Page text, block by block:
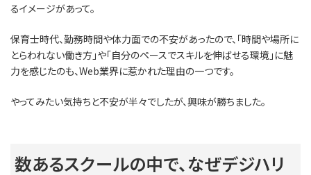
るイメージがあって。
保育士時代、勤務時間や体力面での不安があったので、「時間や場所に
とらわれない働き方」や「自分のペースでスキルを伸ばせる環境」に魅
力を感じたのも、Web業界に惹かれた理由の一つです。
やってみたい気持ちと不安が半々でしたが、興味が勝ちました。
数あるスクールの中で、なぜデジハリ